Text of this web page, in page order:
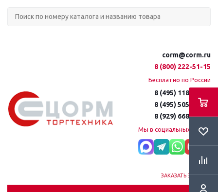
corm@corm.ru
8 (800) 222-51-15
Бесплатно по России
8 (495) 118-61-16
8 (495) 505-51-15
8 (929) 668-95-35
Мы в социальных сетях:
ЗАКАЗАТЬ ЗВОНОК